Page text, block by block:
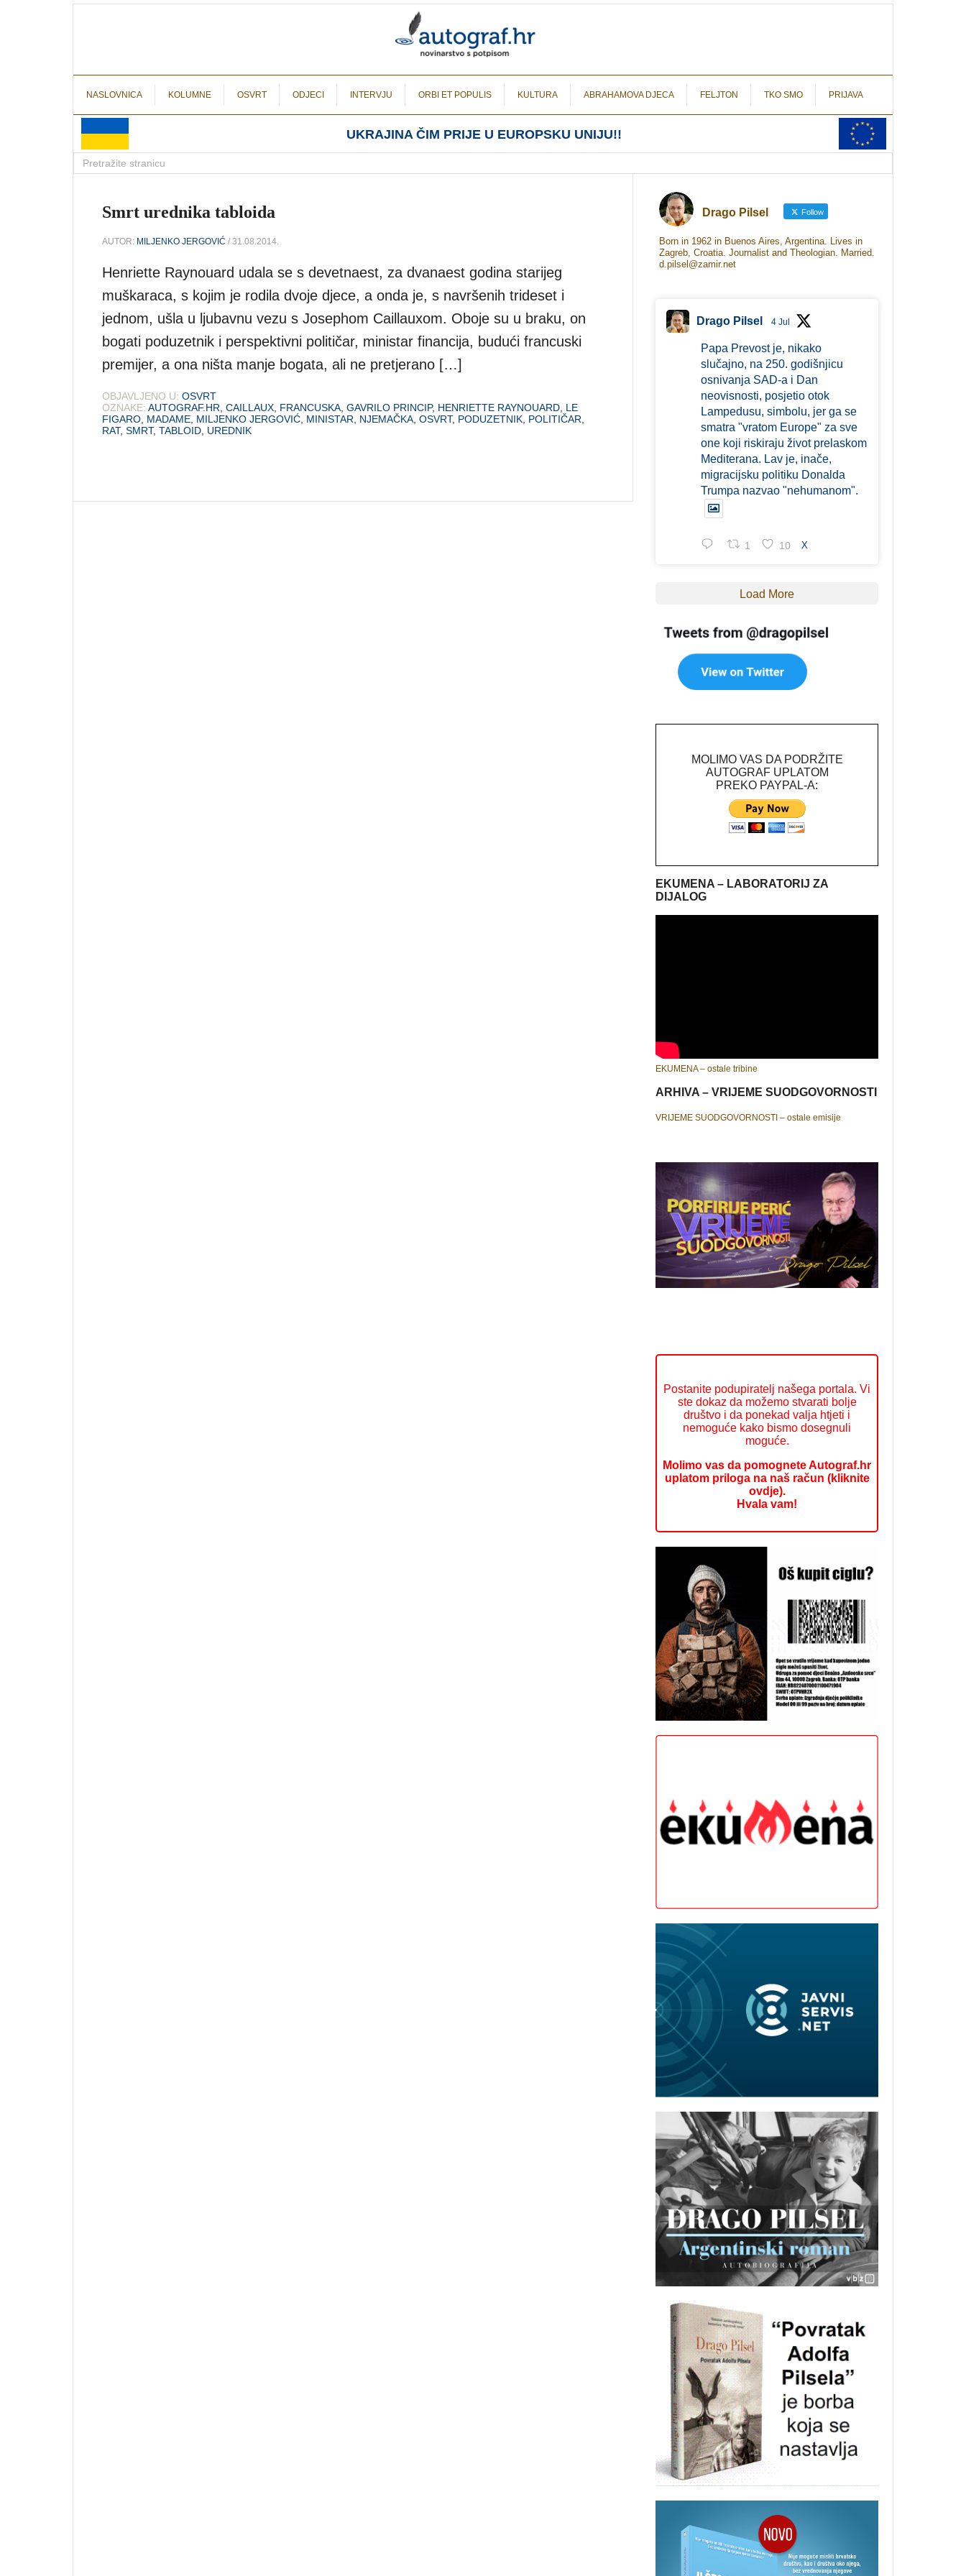
NASLOVNICA KOLUMNE OSVRT ODJECI INTERVJU ORBI ET POPULIS KULTURA ABRAHAMOVA DJECA FELJTON TKO SMO PRIJAVA
UKRAJINA ČIM PRIJE U EUROPSKU UNIJU!!
Smrt urednika tabloida
AUTOR: MILJENKO JERGOVIĆ / 31.08.2014.
Henriette Raynouard udala se s devetnaest, za dvanaest godina starijeg
muškaraca, s kojim je rodila dvoje djece, a onda je, s navršenih trideset i
jednom, ušla u ljubavnu vezu s Josephom Caillauxom. Oboje su u braku, on
bogati poduzetnik i perspektivni političar, ministar financija, budući francuski
premijer, a ona ništa manje bogata, ali ne pretjerano […]
OBJAVLJENO U: OSVRT
OZNAKE: AUTOGRAF.HR CAILLAUX FRANCUSKA GAVRILO PRINCIP, HENRIETTE RAYNOUARD LE
FIGARO MADAME MILJENKO JERGOVIĆ MINISTAR NJEMAČKA OSVRT, PODUZETNIK POLITIČAR
RAT, SMRT, TABLOID UREDNIK
Drago Pilsel Follow
Born in 1962 in Buenos Aires, Argentina. Lives in
Zagreb, Croatia. Journalist and Theologian. Married.
d.pilsel@zamir.net
Drago Pilsel 4 Jul
Papa Prevost je, nikako
slučajno, na 250. godišnjicu
osnivanja SAD-a i Dan
neovisnosti, posjetio otok
Lampedusu, simbolu, jer ga se
smatra "vratom Europe" za sve
one koji riskiraju život prelaskom
Mediterana. Lav je, inače,
migracijsku politiku Donalda
Trumpa nazvao "nehumanom".
1 10 X
Load More
MOLIMO VAS DA PODRŽITE
AUTOGRAF UPLATOM
PREKO PAYPAL-A:
EKUMENA – LABORATORIJ ZA
DIJALOG
EKUMENA – ostale tribine
ARHIVA – VRIJEME SUODGOVORNOSTI
VRIJEME SUODGOVORNOSTI – ostale emisije
Postanite podupiratelj našega portala. Vi
ste dokaz da možemo stvarati bolje
društvo i da ponekad valja htjeti i
nemoguće kako bismo dosegnuli
moguće.
Molimo vas da pomognete Autograf.hr
uplatom priloga na naš račun (kliknite
ovdje).
Hvala vam!